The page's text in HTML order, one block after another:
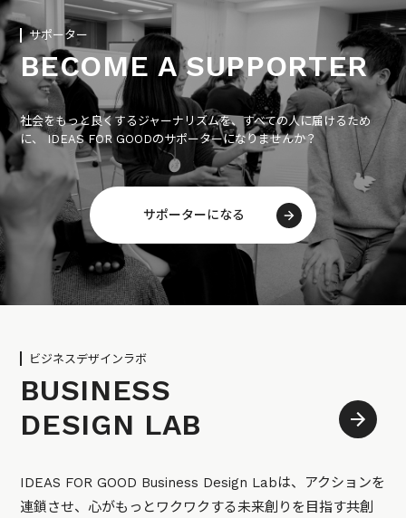
サポーター
BECOME A SUPPORTER
社会をもっと良くするジャーナリズムを、すべての人に届けるため
に、 IDEAS FOR GOODのサポーターになりませんか？
サポーターになる
ビジネスデザインラボ
BUSINESS
DESIGN LAB
IDEAS FOR GOOD Business Design Labは、アクションを
連鎖させ、心がもっとワクワクする未来創りを目指す共創